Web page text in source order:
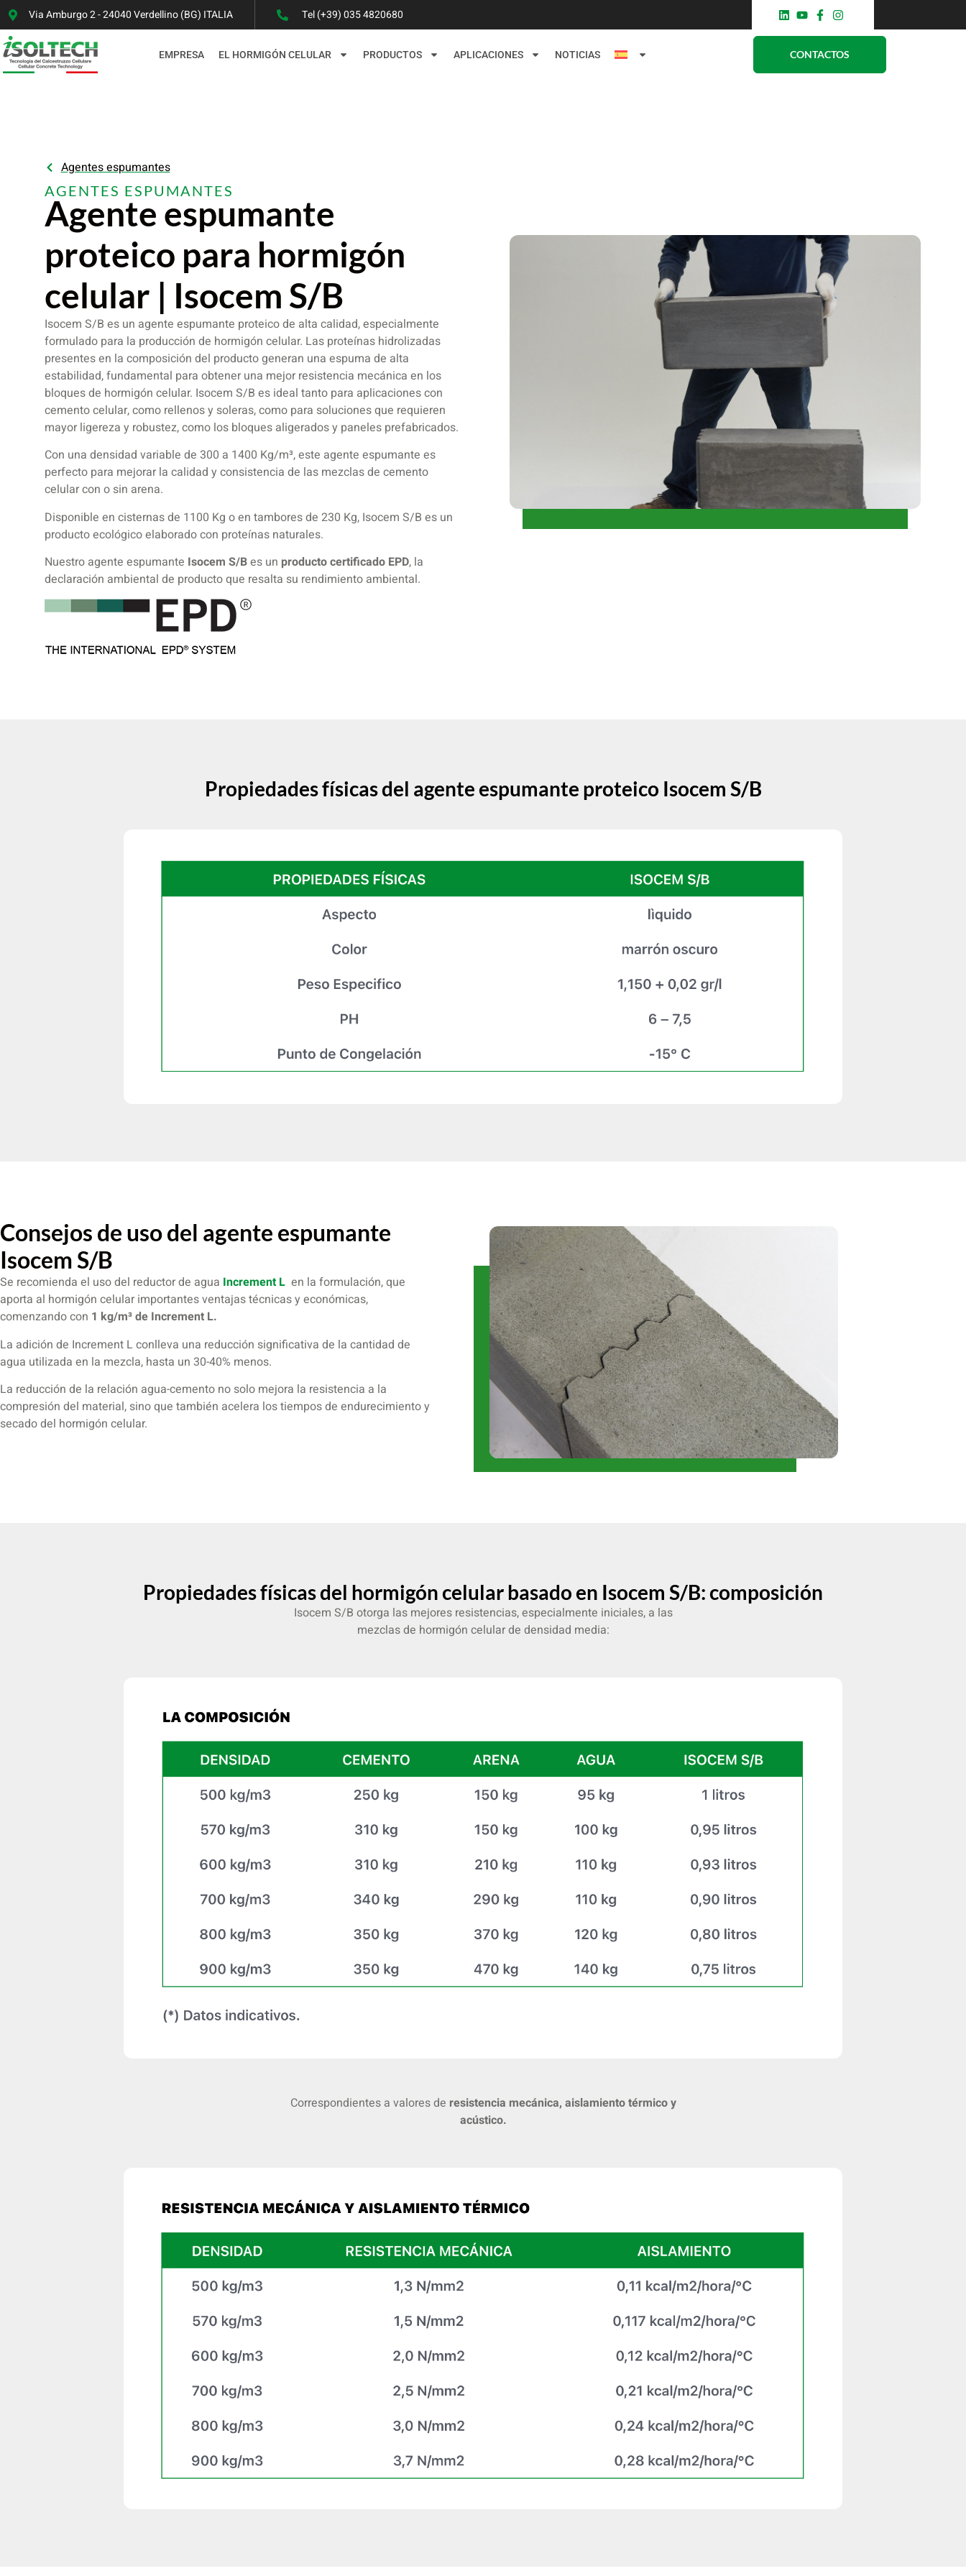
Via Amburgo 2 - 24040 Verdellino (BG) ITALIA Tel (+39) 035 4820680
EMPRESA EL HORMIGÓN CELULAR PRODUCTOS APLICACIONES NOTICIAS CONTACTOS
Agentes espumantes
AGENTES ESPUMANTES
Agente espumante
proteico para hormigón
celular | Isocem S/B
Isocem S/B es un agente espumante proteico de alta calidad, especialmente
formulado para la producción de hormigón celular. Las proteínas hidrolizadas
presentes en la composición del producto generan una espuma de alta
estabilidad, fundamental para obtener una mejor resistencia mecánica en los
bloques de hormigón celular. Isocem S/B es ideal tanto para aplicaciones con
cemento celular, como rellenos y soleras, como para soluciones que requieren
mayor ligereza y robustez, como los bloques aligerados y paneles prefabricados.
Con una densidad variable de 300 a 1400 Kg/m³, este agente espumante es
perfecto para mejorar la calidad y consistencia de las mezclas de cemento
celular con o sin arena.
Disponible en cisternas de 1100 Kg o en tambores de 230 Kg, Isocem S/B es un
producto ecológico elaborado con proteínas naturales.
Nuestro agente espumante Isocem S/Bes un producto certificado EPD, la
declaración ambiental de producto que resalta su rendimiento ambiental.
Propiedades físicas del agente espumante proteico Isocem S/B
Consejos de uso del agente espumante
Isocem S/B
Se recomienda el uso del reductor de agua Increment L en la formulación, que
aporta al hormigón celular importantes ventajas técnicas y económicas,
comenzando con 1 kg/m³ de Increment L.
La adición de Increment L conlleva una reducción significativa de la cantidad de
agua utilizada en la mezcla, hasta un 30-40% menos.
La reducción de la relación agua-cemento no solo mejora la resistencia a la
compresión del material, sino que también acelera los tiempos de endurecimiento y
secado del hormigón celular.
Propiedades físicas del hormigón celular basado en Isocem S/B: composición
Isocem S/B otorga las mejores resistencias, especialmente iniciales, a las
mezclas de hormigón celular de densidad media:
Correspondientes a valores de resistencia mecánica, aislamiento térmico y
acústico.